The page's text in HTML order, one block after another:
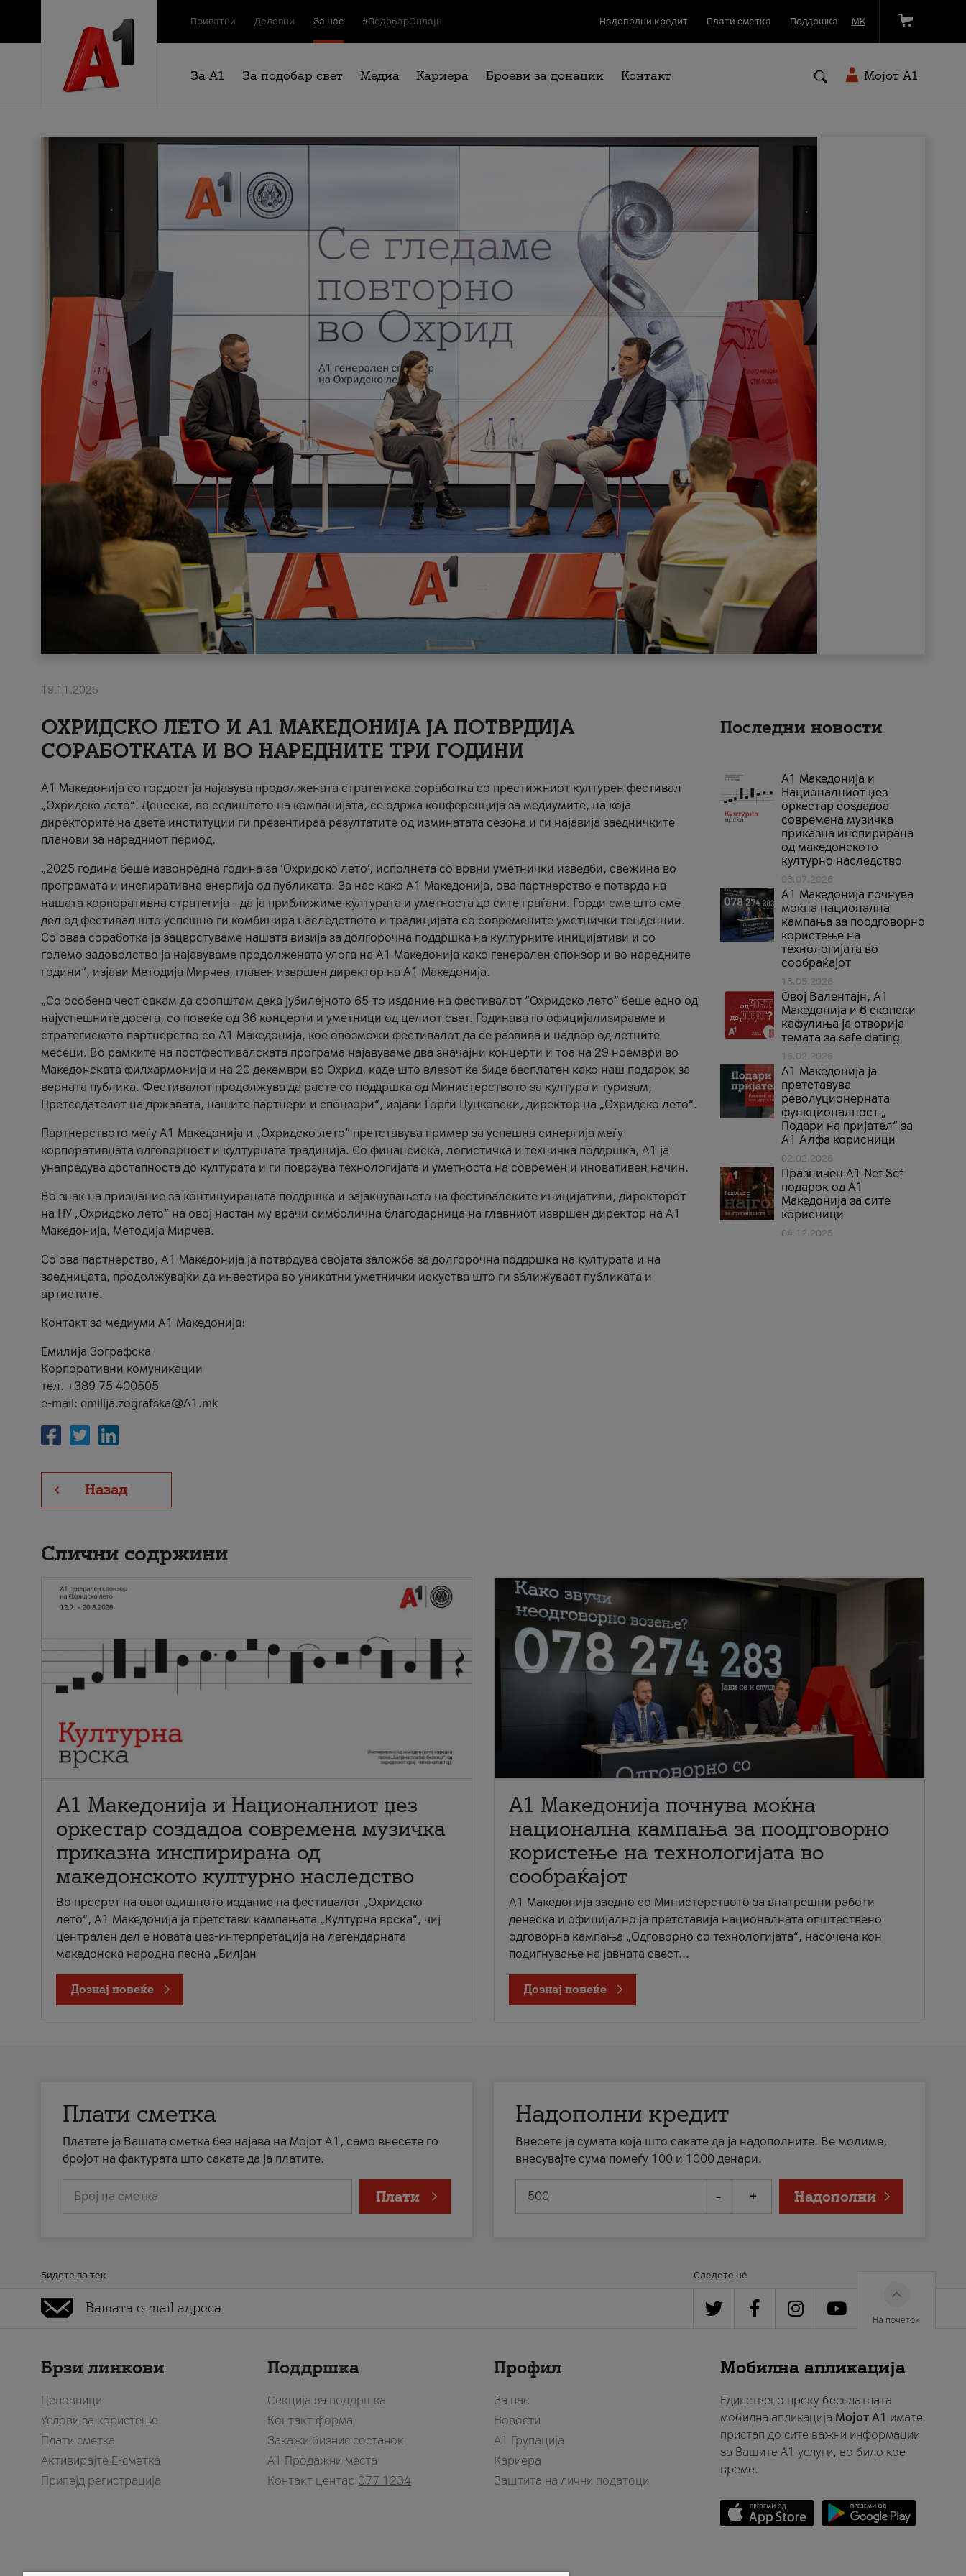
Приватни Деловни За нас #ПодобарОнлајн Надополни кредит Плати сметка Поддршка МК
За А1 За подобар свет Медиа Кариера Броеви за донации Контакт Мојот A1
19.11.2025
ОХРИДСКО ЛЕТО И A1 МАКЕДОНИЈА ЈА ПОТВРДИЈА
СОРАБОТКАТА И ВО НАРЕДНИТЕ ТРИ ГОДИНИ
A1 Македонија со гордост ја најавува продолжената стратегиска соработка со престижниот културен фестивал
„Охридско лето“. Денеска, во седиштето на компанијата, се одржа конференција за медиумите, на која
директорите на двете институции ги презентираа резултатите од изминатата сезона и ги најавија заедничките
планови за наредниот период.
„2025 година беше извонредна година за ‘Охридско лето’, исполнета со врвни уметнички изведби, свежина во
програмата и инспиративна енергија од публиката. За нас како A1 Македонија, ова партнерство е потврда на
нашата корпоративна стратегија – да ја приближиме културата и уметноста до сите граѓани. Горди сме што сме
дел од фестивал што успешно ги комбинира наследството и традицијата со современите уметнички тенденции.
Со оваа соработка ја зацврстуваме нашата визија за долгорочна поддршка на културните иницијативи и со
големо задоволство ја најавуваме продолжената улога на A1 Македонија како генерален спонзор и во наредните
години“, изјави Методија Мирчев, главен извршен директор на A1 Македонија.
„Со особена чест сакам да соопштам дека јубилејното 65-то издание на фестивалот “Охридско лето” беше едно од
најуспешните досега, со повеќе од 36 концерти и уметници од целиот свет. Годинава го официјализиравме и
стратегиското партнерство со А1 Македонија, кое овозможи фестивалот да се развива и надвор од летните
месеци. Во рамките на постфестивалската програма најавуваме два значајни концерти и тоа на 29 ноември во
Македонската филхармонија и на 20 декември во Охрид, каде што влезот ќе биде бесплатен како наш подарок за
верната публика. Фестивалот продолжува да расте со поддршка од Министерството за култура и туризам,
Претседателот на државата, нашите партнери и спонзори“, изјави Ѓорѓи Цуцковски, директор на „Охридско лето“.
Партнерството меѓу A1 Македонија и „Охридско лето“ претставува пример за успешна синергија меѓу
корпоративната одговорност и културната традиција. Со финансиска, логистичка и техничка поддршка, A1 ја
унапредува достапноста до културата и ги поврзува технологијата и уметноста на современ и иновативен начин.
Во знак на признание за континуираната поддршка и зајакнувањето на фестивалските иницијативи, директорот
на НУ „Охридско лето“ на овој настан му врачи симболична благодарница на главниот извршен директор на A1
Македонија, Методија Мирчев.
Со ова партнерство, A1 Македонија ја потврдува својата заложба за долгорочна поддршка на културата и на
заедницата, продолжувајќи да инвестира во уникатни уметнички искуства што ги зближуваат публиката и
артистите.
Контакт за медиуми А1 Македонија:
Емилија Зографска
Корпоративни комуникации
тел. +389 75 400505
e-mail: emilija.zografska@A1.mk
Назад
Последни новости
А1 Македонија и
Националниот џез
оркестар создадоа
современа музичка
приказна инспирирана
од македонското
културно наследство
03.07.2026
A1 Македонија почнува
моќна национална
кампања за поодговорно
користење на
технологијата во
сообраќајот
18.05.2026
Овој Валентајн, A1
Македонија и 6 скопски
кафулиња ја отворија
темата за safe dating
16.02.2026
А1 Македонија ја
претставува
револуционерната
функционалност „
Подари на пријател“ за
А1 Алфа корисници
02.02.2026
Празничен A1 Net Sеf
подарок од А1
Македонија за сите
корисници
04.12.2025
Слични содржини
А1 Македонија и Националниот џез
оркестар создадоа современа музичка
приказна инспирирана од
македонското културно наследство
Во пресрет на овогодишното издание на фестивалот „Охридско
лето“, А1 Македонија ја претстави кампањата „Културна врска“, чиј
централен дел е новата џез-интерпретација на легендарната
македонска народна песна „Билјан
Дознај повеќе
A1 Македонија почнува моќна
национална кампања за поодговорно
користење на технологијата во
сообраќајот
A1 Македонија заедно со Министерството за внатрешни работи
денеска и официјално ја претставија националната општествено
одговорна кампања „Одговорно со технологијата“, насочена кон
подигнување на јавната свест...
Дознај повеќе
Плати сметка
Платете ја Вашата сметка без најава на Мојот А1, само внесете го
бројот на фактурата што сакате да ја платите.
Број на сметка Плати
Надополни кредит
Внесете ја сумата која што сакате да ја надополните. Ве молиме,
внесувајте сума помеѓу 100 и 1000 денари.
- + Надополни
Бидете во тек Следете нè
На почеток
Брзи линкови
Ценовници
Услови за користење
Плати сметка
Активирајте Е-сметка
Припејд регистрација
Поддршка
Секција за поддршка
Контакт форма
Закажи бизнис состанок
A1 Продажни места
Контакт центар 077 1234
Профил
За нас
Новости
А1 Групација
Кариера
Заштита на лични податоци
Мобилна апликација
Единствено преку бесплатната
мобилна апликација Мојот A1 имате
пристап до сите важни информации
за Вашите A1 услуги, во било кое
време.